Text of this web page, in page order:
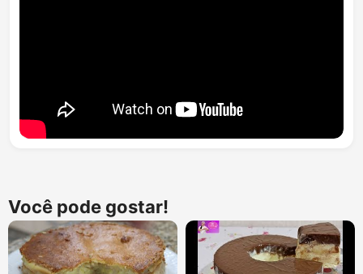
Você pode gostar!